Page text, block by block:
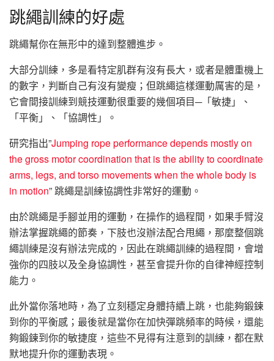
跳繩訓練的好處
跳繩幫你在無形中的達到整體進步。
大部分訓練，多是看特定肌群有沒有長大，或者是體重機上
的數字，判斷自己有沒有變瘦；但跳繩這樣運動厲害的是，
它會間接訓練到競技運動很重要的幾個項目─「敏捷」、
「平衡」、「協調性」。
研究指出”Jumping rope performance depends mostly on
the gross motor coordination that is the ability to coordinate
arms, legs, and torso movements when the whole body is
in motion” 跳繩是訓練協調性非常好的運動。
由於跳繩是手腳並用的運動，在操作的過程間，如果手臂沒
辦法掌握跳繩的節奏，下肢也沒辦法配合甩繩，那麼整個跳
繩訓練是沒有辦法完成的，因此在跳繩訓練的過程間，會增
強你的四肢以及全身協調性，甚至會提升你的自律神經控制
能力。
此外當你落地時，為了立刻穩定身體持續上跳，也能夠鍛鍊
到你的平衡感；最後就是當你在加快彈跳頻率的時候，還能
夠鍛鍊到你的敏捷度，這些不見得有注意到的訓練，都在默
默地提升你的運動表現。